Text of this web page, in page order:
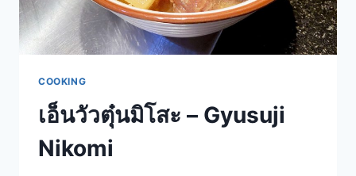
COOKING
เอ็นวัวตุ๋นมิโสะ – Gyusuji
Nikomi